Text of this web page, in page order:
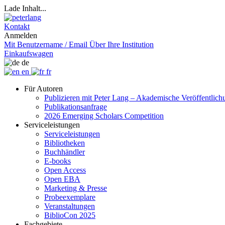
Lade Inhalt...
Kontakt
Anmelden
Mit Benutzername / Email Über Ihre Institution
Einkaufswagen
de
en
fr
Für Autoren
Publizieren mit Peter Lang – Akademische
Publikationsanfrage
2026 Emerging Scholars Competition
Serviceleistungen
Serviceleistungen
Bibliotheken
Buchhändler
E-books
Open Access
Open EBA
Marketing & Presse
Probeexemplare
Veranstaltungen
BiblioCon 2025